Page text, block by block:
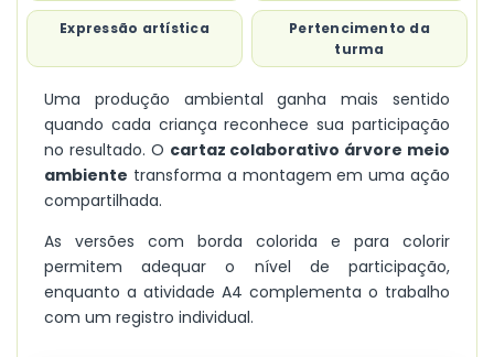
Expressão artística
Pertencimento da
turma
Uma produção ambiental ganha mais sentido
quando cada criança reconhece sua participação
no resultado. O cartaz colaborativo árvore meio
ambiente transforma a montagem em uma ação
compartilhada.
As versões com borda colorida e para colorir
permitem adequar o nível de participação,
enquanto a atividade A4 complementa o trabalho
com um registro individual.